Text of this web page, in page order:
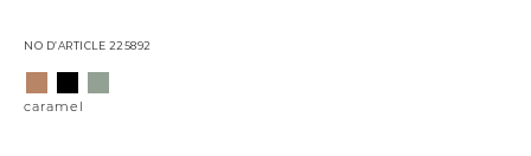
NO D’ARTICLE 225892
Variations
caramel